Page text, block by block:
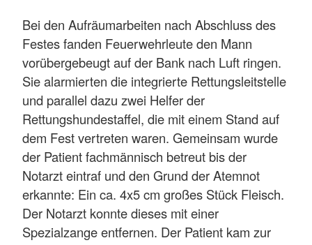
Bei den Aufräumarbeiten nach Abschluss des
Festes fanden Feuerwehrleute den Mann
vorübergebeugt auf der Bank nach Luft ringen.
Sie alarmierten die integrierte Rettungsleitstelle
und parallel dazu zwei Helfer der
Rettungshundestaffel, die mit einem Stand auf
dem Fest vertreten waren. Gemeinsam wurde
der Patient fachmännisch betreut bis der
Notarzt eintraf und den Grund der Atemnot
erkannte: Ein ca. 4x5 cm großes Stück Fleisch.
Der Notarzt konnte dieses mit einer
Spezialzange entfernen. Der Patient kam zur